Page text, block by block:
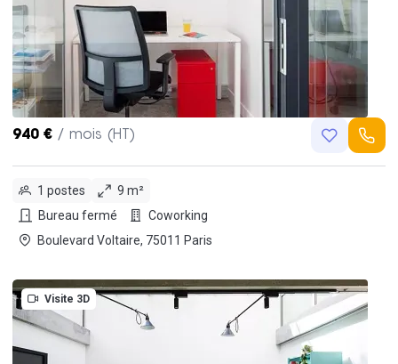
940 € / mois (HT)
1 postes
9 m²
Bureau fermé
Coworking
Boulevard Voltaire, 75011 Paris
Visite 3D